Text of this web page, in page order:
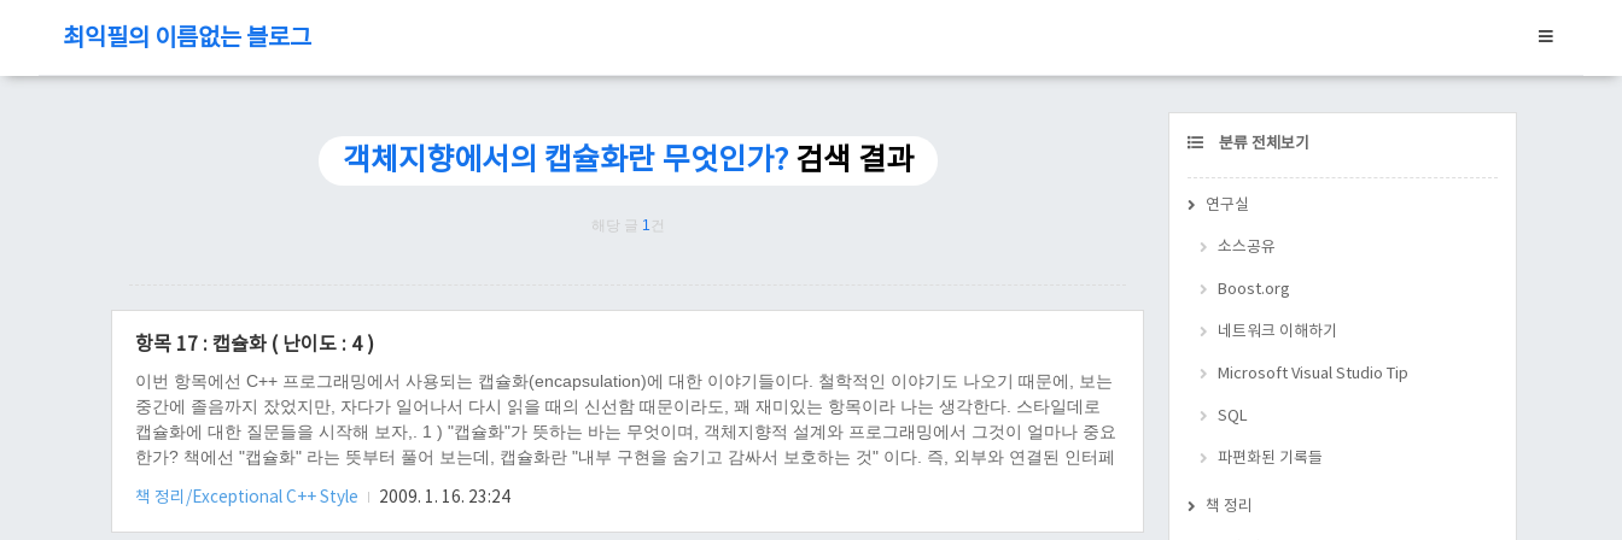
최익필의 이름없는 블로그
객체지향에서의 캡슐화란 무엇인가? 검색 결과
해당 글 1 건
항목 17 : 캡슐화 ( 난이도 : 4 )
이번 항목에선 C++ 프로그래밍에서 사용되는 캡슐화(encapsulation)에 대한 이야기들이다. 철학적인 이야기도 나오기 때문에, 보는
중간에 졸음까지 잤었지만, 자다가 일어나서 다시 읽을 때의 신선함 때문이라도, 꽤 재미있는 항목이라 나는 생각한다. 스타일데로
캡슐화에 대한 질문들을 시작해 보자,. 1 ) "캡슐화"가 뜻하는 바는 무엇이며, 객체지향적 설계와 프로그래밍에서 그것이 얼마나 중요
한가? 책에선 "캡슐화" 라는 뜻부터 풀어 보는데, 캡슐화란 "내부 구현을 숨기고 감싸서 보호하는 것" 이다. 즉, 외부와 연결된 인터페
그렇다면, 객체지향적 설계와 프로그래밍에서 그것이..
책 정리/Exceptional C++ Style 2009. 1. 16. 23:24
CATEGORY
분류 전체보기
연구실
소스공유
Boost.org
네트워크 이해하기
Microsoft Visual Studio Tip
SQL
파편화된 기록들
책 정리